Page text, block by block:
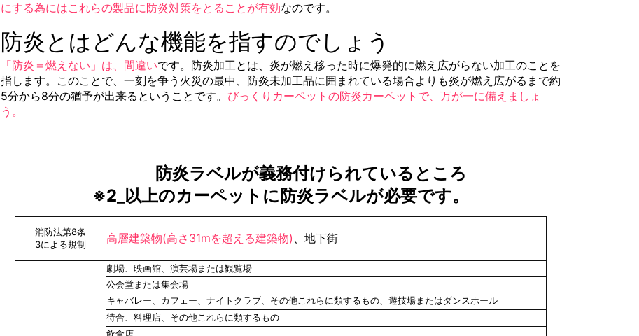
にする為にはこれらの製品に防炎対策をとることが有効なのです。
防炎とはどんな機能を指すのでしょう
「防炎＝燃えない」は、間違いです。防炎加工とは、炎が燃え移った時に爆発的に燃え広がらない加工のことを
指します。このことで、一刻を争う火災の最中、防炎未加工品に囲まれている場合よりも炎が燃え広がるまで約
5分から8分の猶予が出来るということです。 びっくりカーペットの防炎カーペットで、万が一に備えましょ
う。
防炎ラベルが義務付けられているところ
※2_以上のカーペットに防炎ラベルが必要です。
消防法第8条
3による規制
高層建築物(高さ31mを超える建築物) 、地下街
劇場、映画館、演芸場または観覧場
公会堂または集会場
キャバレー、カフェー、ナイトクラブ、その他これらに類するもの、遊技場またはダンスホール
待合、料理店、その他これらに類するもの